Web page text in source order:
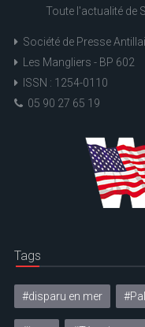
Toute l'actualité de
Société de Presse
Les Mangliers - BP 602
ISSN : 1254-0110
05 90 27 65 19
Tags
#disparu en mer